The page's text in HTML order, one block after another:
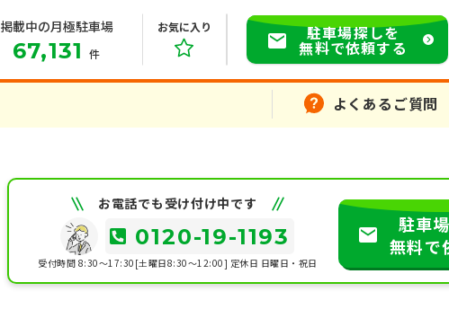
掲載中の月極駐車場
67,131 件
お気に入り 駐車場探しを
無料で依頼する
よくあるご質問
お電話でも受け付け中です
0120-19-1193
受付時間 8:30～17:30[土曜日8:30～12:00] 定休日 日曜日・祝日
駐車
無料で